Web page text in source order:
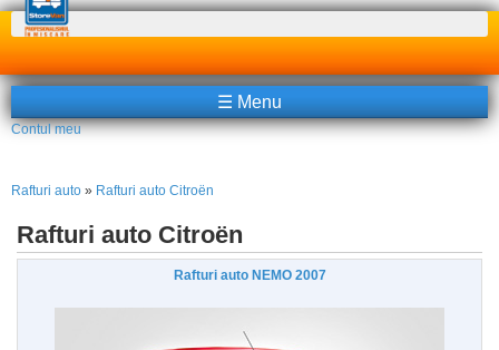
Căutare
☰ Menu
Contul meu
Rafturi auto » Rafturi auto Citroën
Rafturi auto Citroën
Rafturi auto NEMO 2007